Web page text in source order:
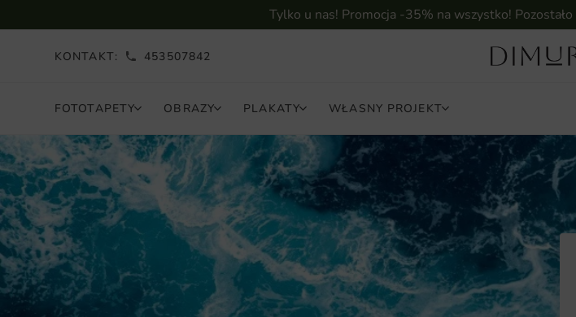
Tylko u nas! Promocja -35% na wszystko! Pozostało
KONTAKT: 453507842
FOTOTAPETY OBRAZY PLAKATY WŁASNY PROJEKT